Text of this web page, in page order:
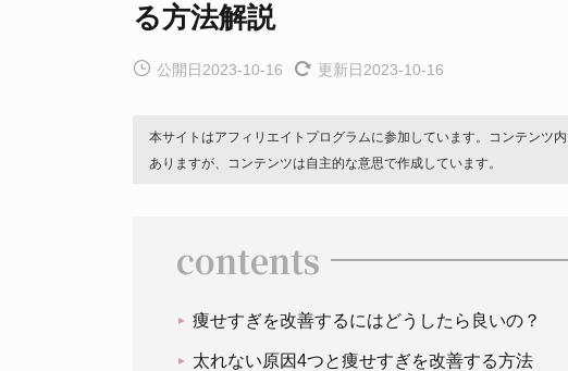
る方法解説
公開日2023-10-16 更新日2023-10-16
本サイトはアフィリエイトプログラムに参加しています。コンテンツ
ありますが、コンテンツは自主的な意思で作成しています。
contents
痩せすぎを改善するにはどうしたら良いの？
太れない原因4つと痩せすぎを改善する方法